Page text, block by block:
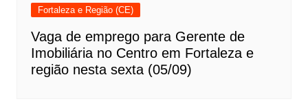
Fortaleza e Região (CE)
Vaga de emprego para Gerente de
Imobiliária no Centro em Fortaleza e
região nesta sexta (05/09)